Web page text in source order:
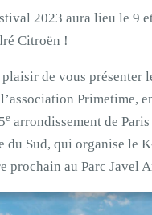
2023 aura lieu le 9
Citroën !
de vous présenter
Primetime,
e arrondissement de
du Sud, qui organise le
prochain au Parc Javel